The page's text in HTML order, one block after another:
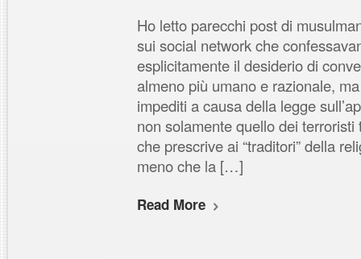
Ho letto parecchi post di
sui social network che
esplicitamente il desiderio di
almeno più umano e razionale,
impediti a causa della legge
non solamente quello dei
che prescrive ai “traditori” della
meno che la […]
Read More